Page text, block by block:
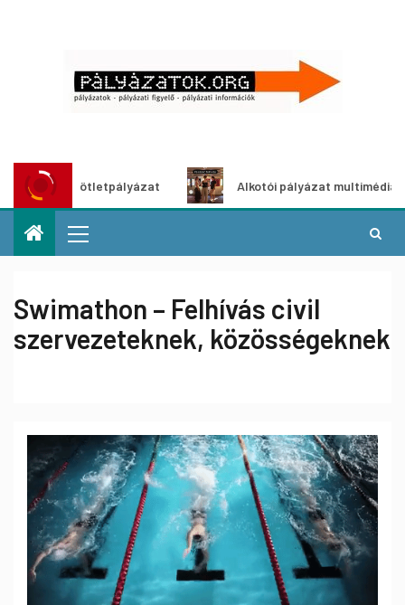
ötletpályázat Alkotói pályázat multimédia-kiállításhoz
Swimathon – Felhívás civil
szervezeteknek, közösségeknek